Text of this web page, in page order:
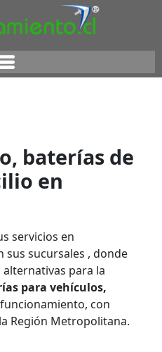
baterías de
en
servicios en
sus sucursales , donde
para la
para vehículos,
con
Región Metropolitana.